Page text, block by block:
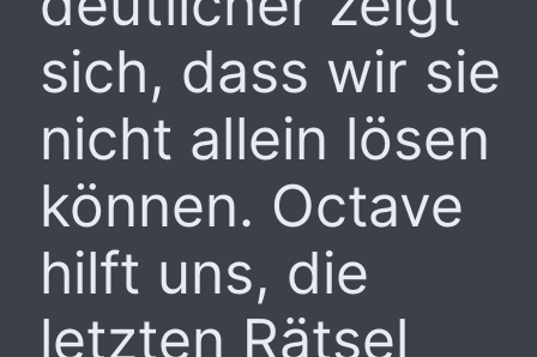
sich, dass wir sie
nicht allein lösen
können. Octave
hilft uns, die
letzten Rätsel